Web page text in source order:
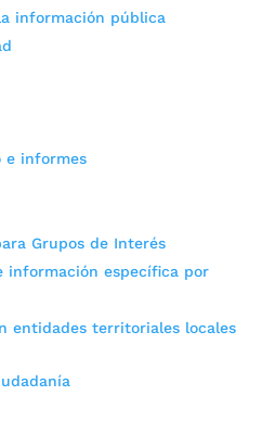
información pública
e informes
Grupos de Interés
información específica por
entidades territoriales locales
el Festival de Colonias
el domingo 24 de
el país invitado y contará
comidas y costumbres.